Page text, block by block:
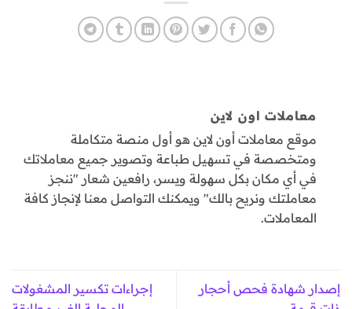
معاملات اون لاين
موقع معاملات أون لاين هو أول منصة متكاملة
ومتخصصة في تسهيل طباعة وتصوير جميع معاملاتك
في أي مكان بكل سهولة ويسر، رافعين شعار "ننجز
معاملتك ونريح بالك" ويمكنك التواصل معنا لإنجاز كافة
المعاملات.
إصدار شهادة فحص أحجار
إجراءات تكسير المشغولات